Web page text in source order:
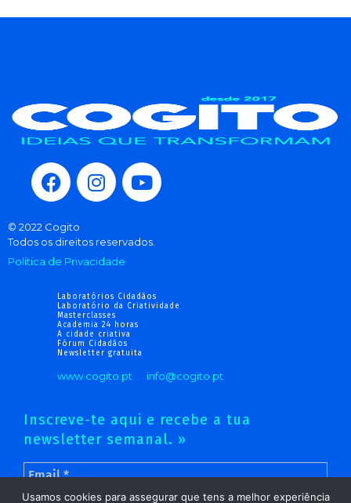
© 2022 Cogito
Todos os direitos reservados.
Política de Privacidade
Laboratórios Cidadãos
Laboratório da Criatividade
Masterclasses
Academia 24 horas
A cidade criativa
Fórum Cidadãos
Newsletter gratuita
www.cogito.pt info@cogito.pt
Inscreve-te aqui e recebe a tua
newsletter semanal. »
Usamos cookies para assegurar que tens a melhor experiência